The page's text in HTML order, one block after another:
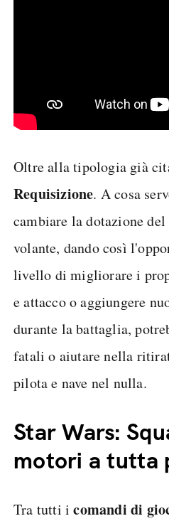
Oltre alla tipologia già
Requisizione. A cosa
cambiare la dotazione
volante, dando così
livello di migliorare i
e attacco o aggiungere
durante la battaglia,
fatali o aiutare nella
pilota e nave nel nulla.
Star Wars:
motori a tutta
Tra tutti icomandi di